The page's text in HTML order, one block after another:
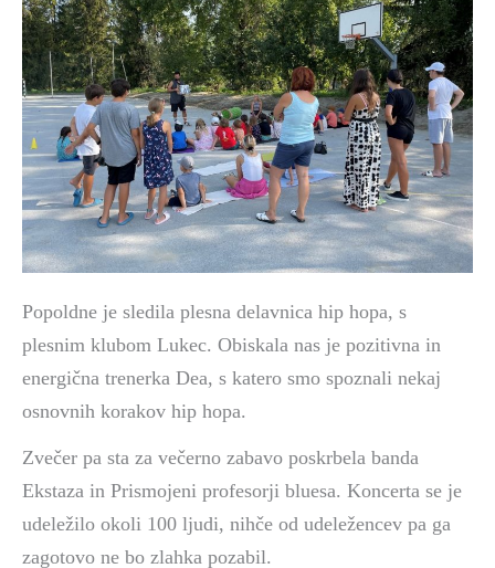
Popoldne je sledila plesna delavnica hip hopa, s
plesnim klubom Lukec. Obiskala nas je pozitivna in
energična trenerka Dea, s katero smo spoznali nekaj
osnovnih korakov hip hopa.
Zvečer pa sta za večerno zabavo poskrbela banda
Ekstaza in Prismojeni profesorji bluesa. Koncerta se je
udeležilo okoli 100 ljudi, nihče od udeležencev pa ga
zagotovo ne bo zlahka pozabil.